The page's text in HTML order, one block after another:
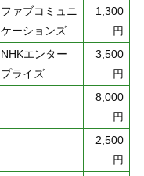
ファブコミュニ
ケーションズ
1,300
円
NHKエンター
プライズ
3,500
円
8,000
円
2,500
円